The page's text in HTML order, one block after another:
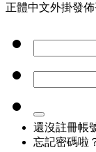
正體中文外掛發
還沒註冊帳
忘記密碼啦